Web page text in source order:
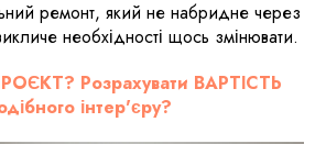
ремонт, який не набридне через
необхідності щось змінювати.
Розрахувати ВАРТІСТЬ
інтер'єру?